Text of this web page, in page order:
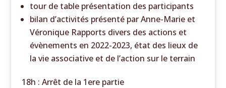
tour de table présentation des participants
bilan d’activités présenté par Anne-Marie et
Véronique Rapports divers des actions et
évènements en 2022-2023, état des lieux de
la vie associative et de l’action sur le terrain
18h : Arrêt de la 1ere partie